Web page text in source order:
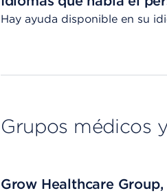
Hay ayuda disponible en su
Grupos médicos
Grow Healthcare Group,